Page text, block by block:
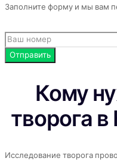
Заполните форму и мы вам
Кому
творога
Исследование творога